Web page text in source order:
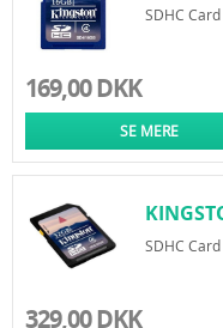
SDHC
169,00 DKK
SE MERE
SDHC
329,00 DKK